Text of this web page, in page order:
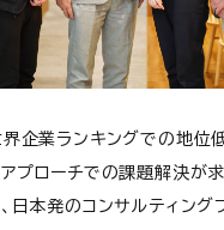
企業ランキングでの地位
プローチでの課題解決が
日本発のコンサルティング